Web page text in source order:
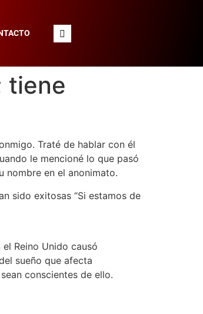
tiene
Traté de hablar con él
le mencioné lo que pasó
nombre en el anonimato.
sido exitosas “Si estamos de
Reino Unido causó
sueño que afecta
conscientes de ello.